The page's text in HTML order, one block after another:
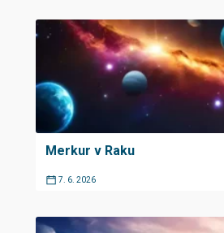
Merkur v Raku
7. 6. 2026